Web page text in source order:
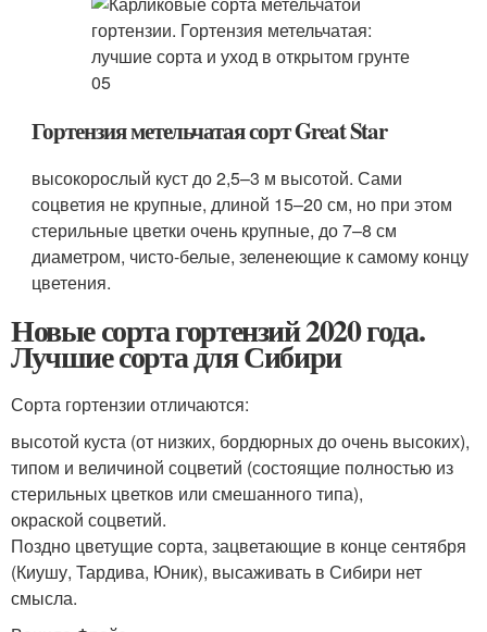
Гортензия метельчатая сорт Great Star
высокорослый куст до 2,5–3 м высотой. Сами
соцветия не крупные, длиной 15–20 см, но при этом
стерильные цветки очень крупные, до 7–8 см
диаметром, чисто-белые, зеленеющие к самому концу
цветения.
Новые сорта гортензий 2020 года.
Лучшие сорта для Сибири
Сорта гортензии отличаются:
высотой куста (от низких, бордюрных до очень высоких),
типом и величиной соцветий (состоящие полностью из
стерильных цветков или смешанного типа),
окраской соцветий.
Поздно цветущие сорта, зацветающие в конце сентября
(Киушу, Тардива, Юник), высаживать в Сибири нет
смысла.